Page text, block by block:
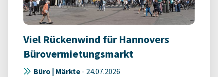
Viel Rückenwind für Hannovers
Bürovermietungsmarkt
Büro | Märkte - 24.07.2026